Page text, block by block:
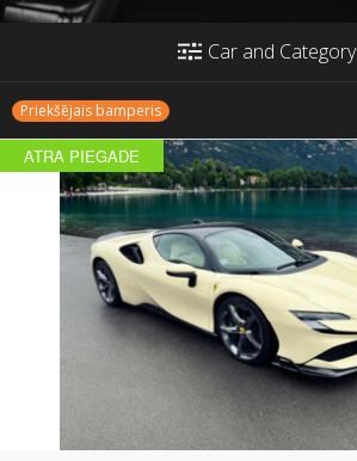
Car and Category
Priekšējais bamperis
ATRA PIEGADE